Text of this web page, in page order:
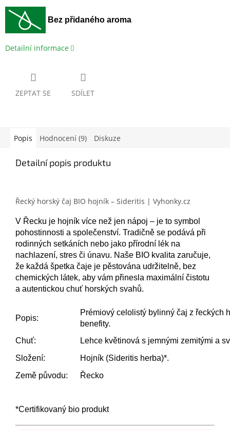
Bez přidaného aroma
Detailní informace
ZEPTAT SE SDÍLET
Popis Hodnocení (9) Diskuze
Detailní popis produktu
Řecký horský čaj BIO hojník – Sideritis | Vyhonky.cz
V Řecku je hojník více než jen nápoj – je to symbol
pohostinnosti a společenství. Tradičně se podává při
rodinných setkáních nebo jako přírodní lék na
nachlazení, stres či únavu. Naše BIO kvalita zaručuje,
že každá špetka čaje je pěstována udržitelně, bez
chemických látek, aby vám přinesla maximální čistotu
a autentickou chuť horských svahů.
Popis:
Prémiový celolistý bylinný čaj z řeckých
benefity.
Chuť:
Lehce květinová s jemnými zemitými a
Složení:
Hojník (Sideritis herba)*.
Země původu:
Řecko
*Certifikovaný bio produkt